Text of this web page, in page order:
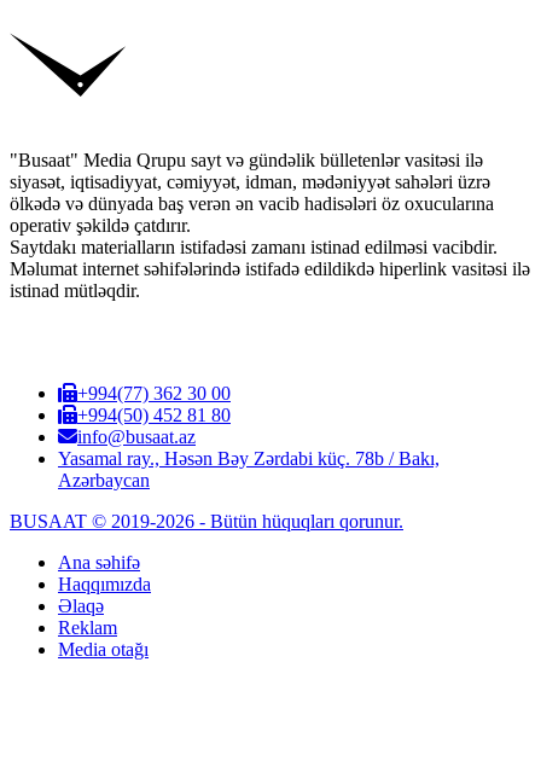
"Busaat" Media Qrupu sayt və gündəlik bülletenlər vasitəsi ilə
siyasət, iqtisadiyyat, cəmiyyət, idman, mədəniyyət sahələri üzrə
ölkədə və dünyada baş verən ən vacib hadisələri öz oxucularına
operativ şəkildə çatdırır.
Saytdakı materialların istifadəsi zamanı istinad edilməsi vacibdir.
Məlumat internet səhifələrində istifadə edildikdə hiperlink vasitəsi ilə
istinad mütləqdir.
+994(77) 362 30 00
+994(50) 452 81 80
info@busaat.az
Yasamal ray., Həsən Bəy Zərdabi küç. 78b / Bakı,
Azərbaycan
BUSAAT © 2019-2026 - Bütün hüquqları qorunur.
Ana səhifə
Haqqımızda
Əlaqə
Reklam
Media otağı